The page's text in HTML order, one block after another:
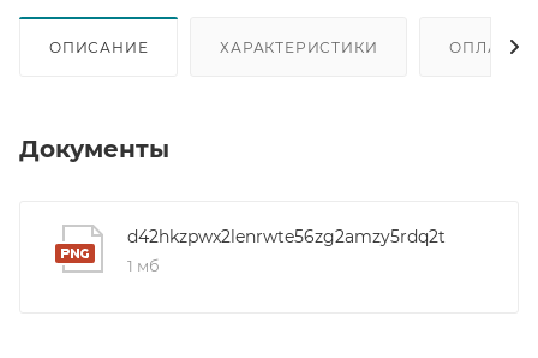
ОПИСАНИЕ ХАРАКТЕРИСТИКИ ОПЛАТА
Документы
d42hkzpwx2lenrwte56zg2amzy5rdq2t
1 мб